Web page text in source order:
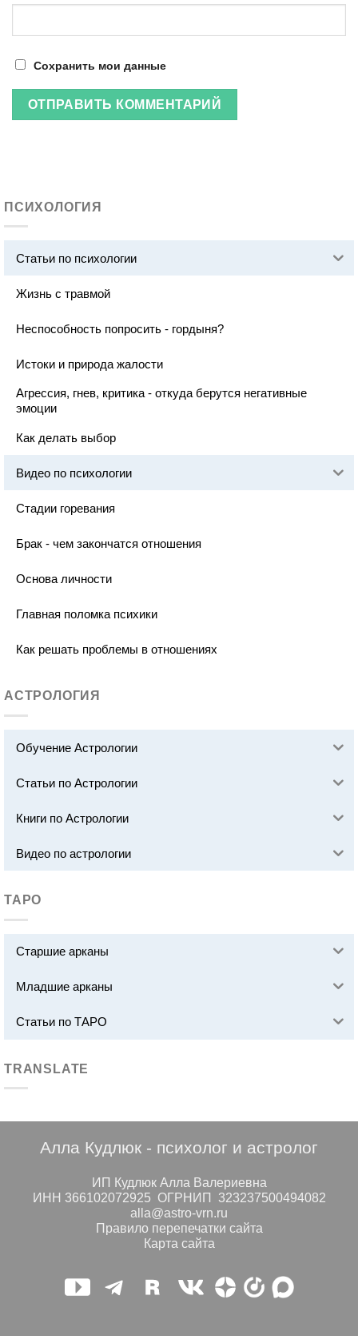
Сохранить мои данные
ПСИХОЛОГИЯ
Статьи по психологии
Жизнь с травмой
Неспособность попросить - гордыня?
Истоки и природа жалости
Агрессия, гнев, критика - откуда берутся негативные
эмоции
Как делать выбор
Видео по психологии
Стадии горевания
Брак - чем закончатся отношения
Основа личности
Главная поломка психики
Как решать проблемы в отношениях
АСТРОЛОГИЯ
Обучение Астрологии
Статьи по Астрологии
Книги по Астрологии
Видео по астрологии
ТАРО
Старшие арканы
Младшие арканы
Статьи по ТАРО
TRANSLATE
Алла Кудлюк - психолог и астролог
ИП Кудлюк Алла Валериевна
ИНН 366102072925 ОГРНИП 323237500494082
alla@astro-vrn.ru
Правило перепечатки сайта
Карта сайта